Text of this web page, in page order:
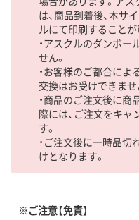
は、商品到着後、本サ
ルにて印刷することが
・アスクルのダンボ
せん。
・お客様のご都合によ
交換はお受けできませ
・商品のご注文後に
際には、ご注文をキ
す。
・ご注文後に一時品切
けとなります。
※ご注意【免責】